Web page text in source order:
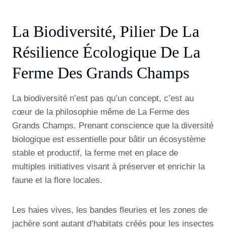
La Biodiversité, Pilier De La
Résilience Écologique De La
Ferme Des Grands Champs
La biodiversité n’est pas qu’un concept, c’est au
cœur de la philosophie même de La Ferme des
Grands Champs. Prenant conscience que la diversité
biologique est essentielle pour bâtir un écosystème
stable et productif, la ferme met en place de
multiples initiatives visant à préserver et enrichir la
faune et la flore locales.
Les haies vives, les bandes fleuries et les zones de
jachère sont autant d’habitats créés pour les insectes